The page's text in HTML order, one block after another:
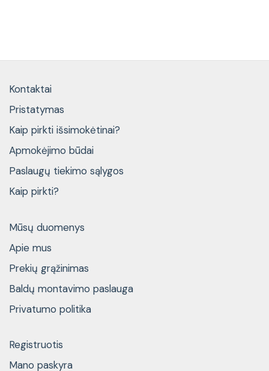
Kontaktai
Pristatymas
Kaip pirkti išsimokėtinai?
Apmokėjimo būdai
Paslaugų tiekimo sąlygos
Kaip pirkti?
Mūsų duomenys
Apie mus
Prekių grąžinimas
Baldų montavimo paslauga
Privatumo politika
Registruotis
Mano paskyra